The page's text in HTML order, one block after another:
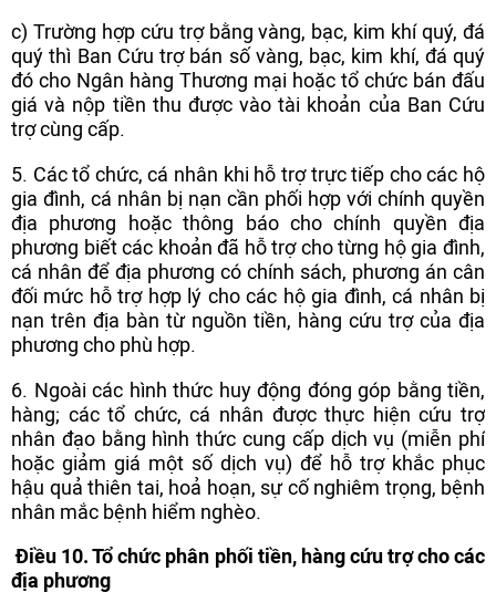
c) Trường hợp cứu trợ bằng vàng, bạc, kim khí quý, đá
quý thì Ban Cứu trợ bán số vàng, bạc, kim khí, đá quý
đó cho Ngân hàng Thương mại hoặc tổ chức bán đấu
giá và nộp tiền thu được vào tài khoản của Ban Cứu
trợ cùng cấp.
5. Các tổ chức, cá nhân khi hỗ trợ trực tiếp cho các hộ
gia đình, cá nhân bị nạn cần phối hợp với chính quyền
địa phương hoặc thông báo cho chính quyền địa
phương biết các khoản đã hỗ trợ cho từng hộ gia đình,
cá nhân để địa phương có chính sách, phương án cân
đối mức hỗ trợ hợp lý cho các hộ gia đình, cá nhân bị
nạn trên địa bàn từ nguồn tiền, hàng cứu trợ của địa
phương cho phù hợp.
6. Ngoài các hình thức huy động đóng góp bằng tiền,
hàng; các tổ chức, cá nhân được thực hiện cứu trợ
nhân đạo bằng hình thức cung cấp dịch vụ (miễn phí
hoặc giảm giá một số dịch vụ) để hỗ trợ khắc phục
hậu quả thiên tai, hoả hoạn, sự cố nghiêm trọng, bệnh
nhân mắc bệnh hiểm nghèo.
Điều 10. Tổ chức phân phối tiền, hàng cứu trợ cho các
địa phương